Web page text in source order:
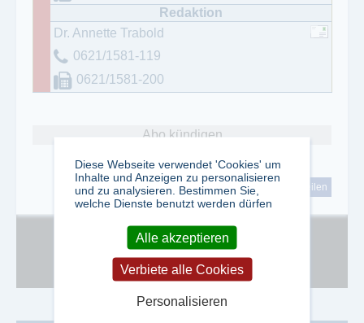
Dr. Annette Trabold
0621/1581-119
0621/1581-200
Abo kündigen
tweet teilen
Google Adsense ist deaktiviert. Erlauben
Diese Webseite verwendet 'Cookies' um
Inhalte und Anzeigen zu personalisieren
und zu analysieren. Bestimmen Sie,
welche Dienste benutzt werden dürfen
Alle akzeptieren
Verbiete alle Cookies
Personalisieren